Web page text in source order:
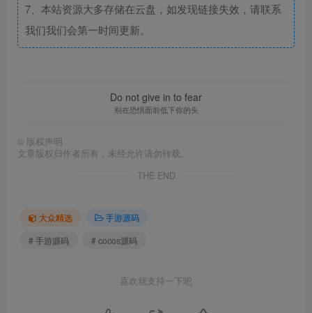
7、本站资源大多存储在云盘，如发现链接失效，请联系
我们我们会第一时间更新。
Do not give in to fear
别在恐惧面前低下你的头
© 版权声明
文章版权归作者所有，未经允许请勿转载。
THE END
大众精选
手游源码
# 手游源码
# cocos源码
喜欢就支持一下吧